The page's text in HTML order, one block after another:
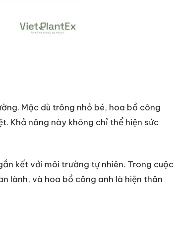
Mặc dù trông nhỏ bé, hoa bồ công
Khả năng này không chỉ thể hiện sức
kết với môi trường tự nhiên. Trong cuộc
lành, và hoa bồ công anh là hiện thân